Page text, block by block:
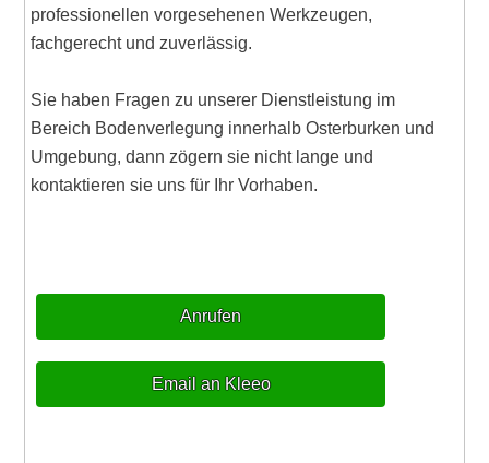
professionellen vorgesehenen Werkzeugen,
fachgerecht und zuverlässig.
Sie haben Fragen zu unserer Dienstleistung im
Bereich Bodenverlegung innerhalb Osterburken und
Umgebung, dann zögern sie nicht lange und
kontaktieren sie uns für Ihr Vorhaben.
Anrufen
Email an Kleeo